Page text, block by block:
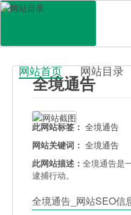
百科目录
网站首页 网站目录
全境通告
此网站标签： 全境通告
网站关键词： 全境通告
此网站描述：全境通告是
逮捕行动。
全境通告_网站SEO信